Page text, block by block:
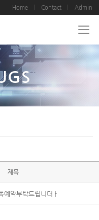
Home Contact Admin
제목
예약부탁드립니더ㅏ